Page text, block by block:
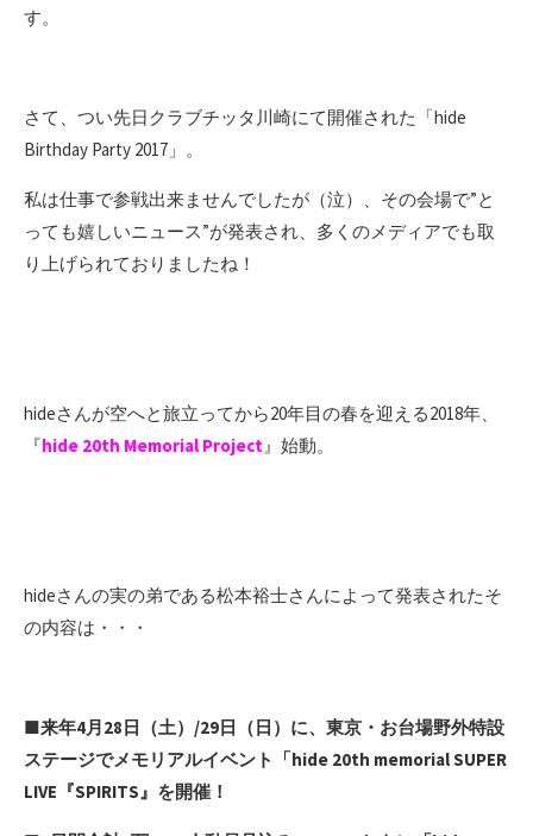
す。
さて、つい先日クラブチッタ川崎にて開催された「hide
Birthday Party 2017」。
私は仕事で参戦出来ませんでしたが（泣）、その会場で”と
っても嬉しいニュース”が発表され、多くのメディアでも取
り上げられておりましたね！
hideさんが空へと旅立ってから20年目の春を迎える2018年、
『hide 20th Memorial Project』始動。
hideさんの実の弟である松本裕士さんによって発表されたそ
の内容は・・・
■来年4月28日（土）/29日（日）に、東京・お台場野外特設
ステージでメモリアルイベント「hide 20th memorial SUPER
LIVE『SPIRITS』を開催！